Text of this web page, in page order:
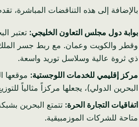
بالإضافة إلى هذه التناقضات المباشرة،
بوابة دول مجلس التعاون الخليجي: تعتبر
ذي ثروة عالية وسلاسل توريد واسعة.
مركز إقليمي للخدمات اللوجستية: موقعها
البحرين الدولي)، يجعلها مركزاً مثالياً
اتفاقيات التجارة الحرة:
متاحة للشركات الموزمبيقية.